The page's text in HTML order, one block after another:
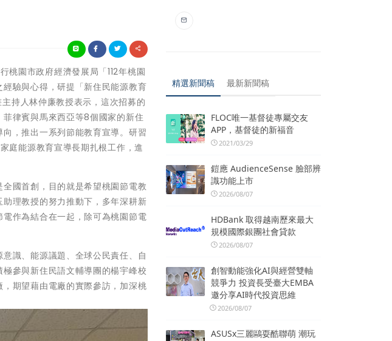
園市政府經濟發展局「112年桃園
驗與心得，研提「新住民能源教育
持人林仲廉教授表示，這次招募的
律賓與馬來西亞等8個國家的新住
，推出一系列節能教育宣導。研習
庭能源教育宣導長期扎根工作，進
國首創，目的就是希望桃園節電教
理教授的努力推動下，多年深耕新
作為結合在一起，除可為桃園節電
識、能源議題、全球公民責任、自
參與新住民語文輔導團的楊宇峰校
期望藉由電廠的實際參訪，加深桃
精選新聞稿 最新新聞稿
FLOC唯一基督徒專屬交友
APP，基督徒的新福音
2021/03/29
鎧應 AudienceSense 臉部辨
識功能上市
2026/08/07
HDBank 取得越南歷來最大
規模國際銀團社會貸款
2026/08/07
創智動能強化AI與經營雙軸
競爭力 投資長受臺大EMBA
邀分享AI時代投資思維
2026/08/07
ASUSx三麗鷗耍酷聯萌 潮玩